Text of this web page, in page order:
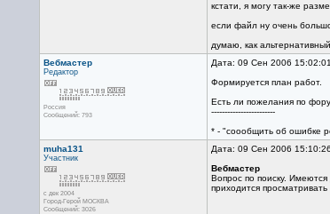
кстати, я могу так-же
если файл ну очень
думаю, как
Вебмастер
Редактор
Россия
Сообщений: 793
Дата: 09 Сен 2006 15:02:01
Формируется план работ.
Есть ли пожелания по
------------------------
* - "соообщить об ошибке
muha131
Участник
с дек 2004
Город-Герой МОСКВА
Сообщений: 3026
Дата: 09 Сен 2006 15:10:26
Вебмастер
Вопрос по поиску.
приходится просматривать